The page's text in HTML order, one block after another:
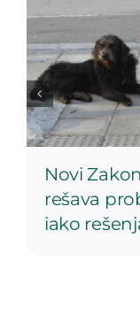
Novi
rešava
iako